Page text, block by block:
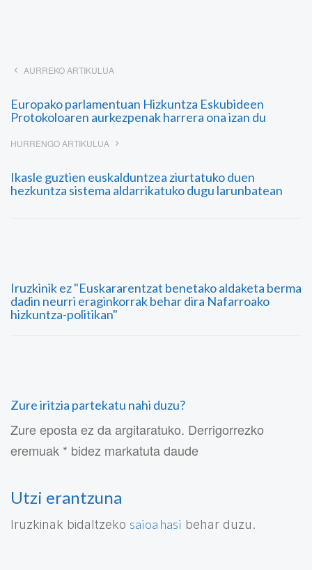
AURREKO ARTIKULUA
Europako parlamentuan Hizkuntza Eskubideen
Protokoloaren aurkezpenak harrera ona izan du
HURRENGO ARTIKULUA
Ikasle guztien euskalduntzea ziurtatuko duen
hezkuntza sistema aldarrikatuko dugu larunbatean
Iruzkinik ez "Euskararentzat benetako aldaketa berma
dadin neurri eraginkorrak behar dira Nafarroako
hizkuntza-politikan"
Zure iritzia partekatu nahi duzu?
Zure eposta ez da argitaratuko. Derrigorrezko
eremuak * bidez markatuta daude
Utzi erantzuna
Iruzkinak bidaltzeko saioa hasi behar duzu.